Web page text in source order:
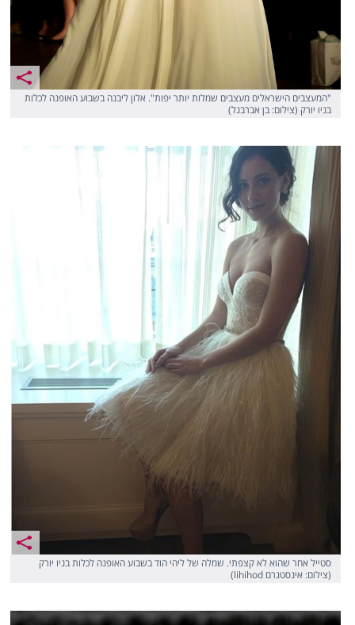
"המעצבים הישראלים מעצבים שמלות יותר יפות". אלון ליבנה בשבוע האופנה לכלות
בניו יורק (צילום: בן אברבנל)
סטייל אחר שהוא לא קצפתי. שמלה של ליהי הוד בשבוע האופנה לכלות בניו יורק
(צילום: אינסטגרם lihihod)